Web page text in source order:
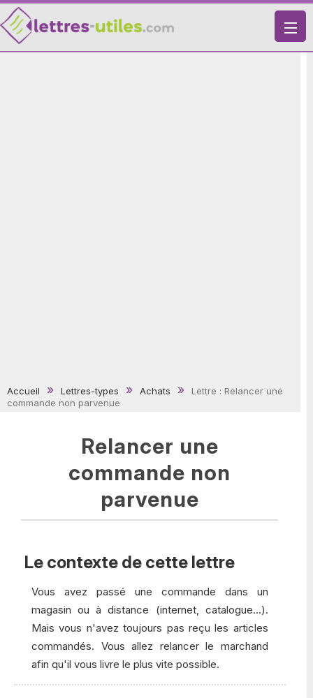
X
Accueil Lettres-types Achats
Lettre : Relancer une
commande non parvenue
Relancer une
commande non
parvenue
Le contexte de cette lettre
Vous avez passé une commande dans un
magasin ou à distance (internet, catalogue...).
Mais vous n'avez toujours pas reçu les articles
commandés. Vous allez relancer le marchand
afin qu'il vous livre le plus vite possible.